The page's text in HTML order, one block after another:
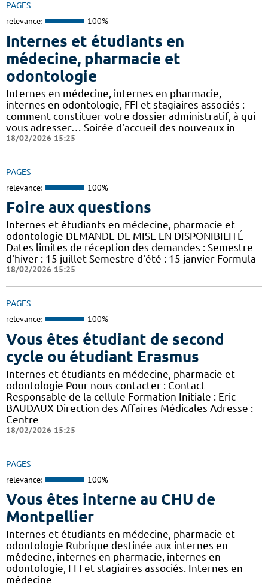
PAGES
relevance: 100%
Internes et étudiants en
médecine, pharmacie et
odontologie
Internes en médecine, internes en pharmacie,
internes en odontologie, FFI et stagiaires associés :
comment constituer votre dossier administratif, à qui
vous adresser… Soirée d'accueil des nouveaux in
18/02/2026 15:25
PAGES
relevance: 100%
Foire aux questions
Internes et étudiants en médecine, pharmacie et
odontologie DEMANDE DE MISE EN DISPONIBILITÉ
Dates limites de réception des demandes : Semestre
d'hiver : 15 juillet Semestre d'été : 15 janvier Formula
18/02/2026 15:25
PAGES
relevance: 100%
Vous êtes étudiant de second
cycle ou étudiant Erasmus
Internes et étudiants en médecine, pharmacie et
odontologie Pour nous contacter : Contact
Responsable de la cellule Formation Initiale : Eric
BAUDAUX Direction des Affaires Médicales Adresse :
Centre
18/02/2026 15:25
PAGES
relevance: 100%
Vous êtes interne au CHU de
Montpellier
Internes et étudiants en médecine, pharmacie et
odontologie Rubrique destinée aux internes en
médecine, internes en pharmacie, internes en
odontologie, FFI et stagiaires associés. Internes en
médecine